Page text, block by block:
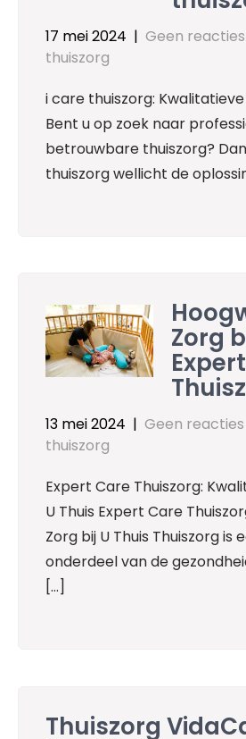
17 mei 2024 | Geen reacties
thuiszorg
i care thuiszorg: Kwalitatieve
Bent u op zoek naar
betrouwbare thuiszorg?
thuiszorg wellicht de
Zorg
13 mei 2024 | Geen reacties
thuiszorg
Expert Care Thuiszorg:
U Thuis Expert Care
Zorg bij U Thuis Thuiszorg is
onderdeel van de
[…]
Thuiszorg